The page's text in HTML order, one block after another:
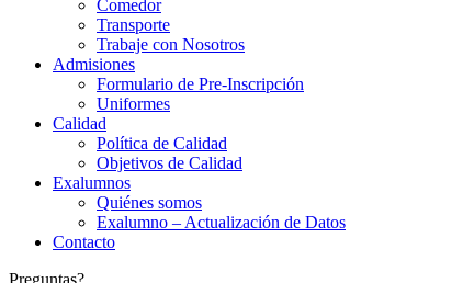
Comedor
Transporte
Trabaje con Nosotros
Admisiones
Formulario de Pre-Inscripción
Uniformes
Calidad
Política de Calidad
Objetivos de Calidad
Exalumnos
Quiénes somos
Exalumno – Actualización de Datos
Contacto
Preguntas?